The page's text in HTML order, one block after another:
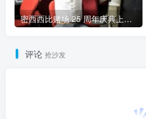
密西西比赌场 25 周年庆典上，玩家赢得 125 万美元老虎机大奖
评论 抢沙发